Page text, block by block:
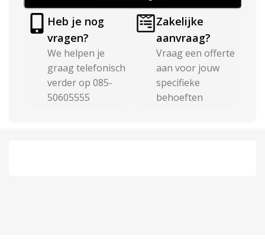
Heb je nog
vragen?
We helpen je
graag telefonisch
verder op 085-
50605555
Zakelijke
aanvraag?
Vraag een offerte
aan voor jouw
specifieke
behoeften